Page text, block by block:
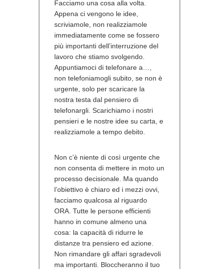
Facciamo una cosa alla volta.
Appena ci vengono le idee,
scriviamole, non realizziamole
immediatamente come se fossero
più importanti dell’interruzione del
lavoro che stiamo svolgendo.
Appuntiamoci di telefonare a…,
non telefoniamogli subito, se non è
urgente, solo per scaricare la
nostra testa dal pensiero di
telefonargli. Scarichiamo i nostri
pensieri e le nostre idee su carta, e
realizziamole a tempo debito.
Non c’è niente di così urgente che
non consenta di mettere in moto un
processo decisionale. Ma quando
l’obiettivo è chiaro ed i mezzi ovvi,
facciamo qualcosa al riguardo
ORA. Tutte le persone efficienti
hanno in comune almeno una
cosa: la capacità di ridurre le
distanze tra pensiero ed azione.
Non rimandare gli affari sgradevoli
ma importanti. Bloccheranno il tuo